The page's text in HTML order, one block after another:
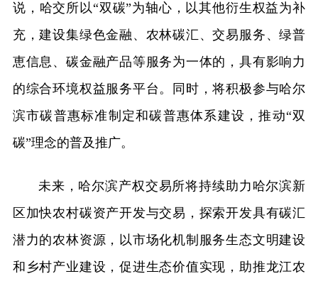
说，哈交所以“双碳”为轴心，以其他衍生权益为补
充，建设集绿色金融、农林碳汇、交易服务、绿普
恵信息、碳金融产品等服务为一体的，具有影响力
的综合环境权益服务平台。同时，将积极参与哈尔
滨市碳普惠标准制定和碳普惠体系建设，推动“双
碳”理念的普及推广。
未来，哈尔滨产权交易所将持续助力哈尔滨新
区加快农村碳资产开发与交易，探索开发具有碳汇
潜力的农林资源，以市场化机制服务生态文明建设
和乡村产业建设，促进生态价值实现，助推龙江农